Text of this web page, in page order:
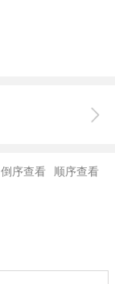
顺序查看
倒序查看